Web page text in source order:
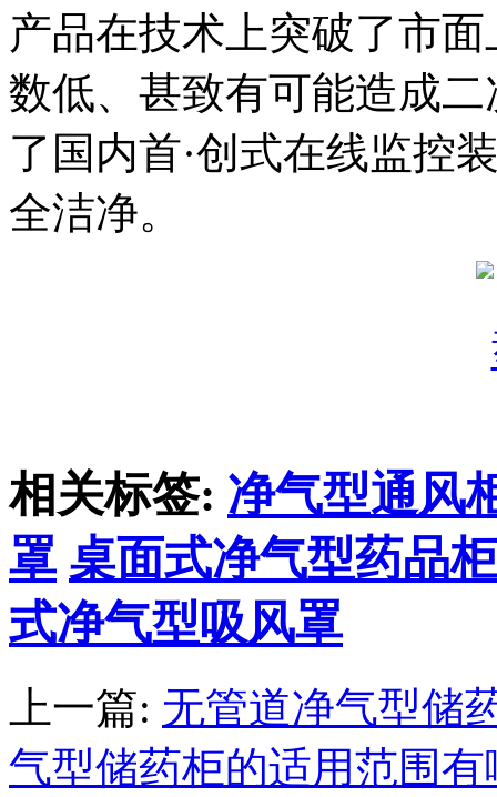
产品在技术上突破了市
数低、甚致有可能造成
了国内首·创式在线监控
全洁净。
相关标签: 净气型通风
罩 桌面式净气型药品柜
式净气型吸风罩
上一篇: 无管道净气型储
气型储药柜的适用范围